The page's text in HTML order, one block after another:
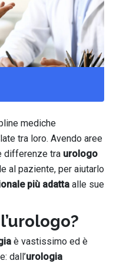
mediche
tra loro. Avendo aree
differenze tra urologo
al paziente, per aiutarlo
più adatta alle sue
è vastissimo ed è
dall’urologia